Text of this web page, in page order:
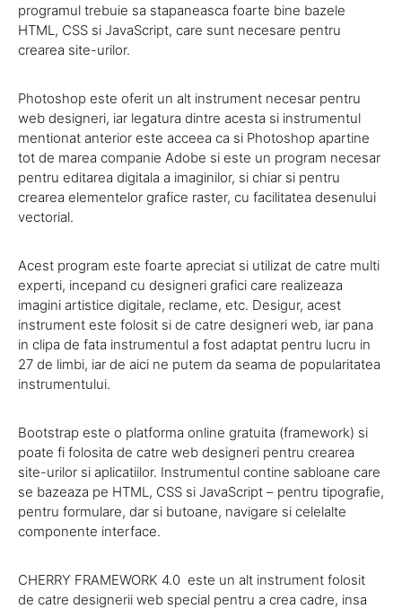
programul trebuie sa stapaneasca foarte bine bazele
HTML, CSS si JavaScript, care sunt necesare pentru
crearea site-urilor.
Photoshop este oferit un alt instrument necesar pentru
web designeri, iar legatura dintre acesta si instrumentul
mentionat anterior este acceea ca si Photoshop apartine
tot de marea companie Adobe si este un program necesar
pentru editarea digitala a imaginilor, si chiar si pentru
crearea elementelor grafice raster, cu facilitatea desenului
vectorial.
Acest program este foarte apreciat si utilizat de catre multi
experti, incepand cu designeri grafici care realizeaza
imagini artistice digitale, reclame, etc. Desigur, acest
instrument este folosit si de catre designeri web, iar pana
in clipa de fata instrumentul a fost adaptat pentru lucru in
27 de limbi, iar de aici ne putem da seama de popularitatea
instrumentului.
Bootstrap este o platforma online gratuita (framework) si
poate fi folosita de catre web designeri pentru crearea
site-urilor si aplicatiilor. Instrumentul contine sabloane care
se bazeaza pe HTML, CSS si JavaScript – pentru tipografie,
pentru formulare, dar si butoane, navigare si celelalte
componente interface.
CHERRY FRAMEWORK 4.0 este un alt instrument folosit
de catre designerii web special pentru a crea cadre, insa